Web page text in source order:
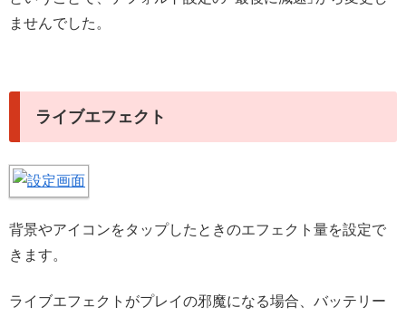
ませんでした。
ライブエフェクト
背景やアイコンをタップしたときのエフェクト量を設定で
きます。
ライブエフェクトがプレイの邪魔になる場合、バッテリー